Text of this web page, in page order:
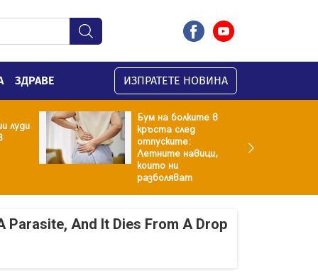
ЗДРАВЕ ИЗПРАТЕТЕ НОВИНА
луди
Бум на болките в
кръста след
отпуските:
Летните навици,
които ни
разболяват
Parasite, And It Dies From A Drop